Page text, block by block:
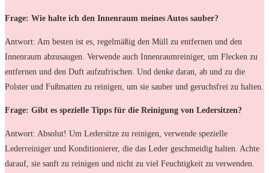
Frage: Wie halte ich den Innenraum meines Autos sauber?
Antwort: Am besten ist es, regelmäßig den Müll zu entfernen und den
Innenraum abzusaugen. Verwende auch Innenraumreiniger, um Flecken zu
entfernen und den Duft aufzufrischen. Und denke daran, ab und zu die
Polster und Fußmatten zu reinigen, um sie sauber und geruchsfrei zu halten.
Frage: Gibt es spezielle Tipps für die Reinigung von Ledersitzen?
Antwort: Absolut! Um Ledersitze zu reinigen, verwende spezielle
Lederreiniger und Konditionierer, die das Leder geschmeidig halten. Achte
darauf, sie sanft zu reinigen und nicht zu viel Feuchtigkeit zu verwenden.